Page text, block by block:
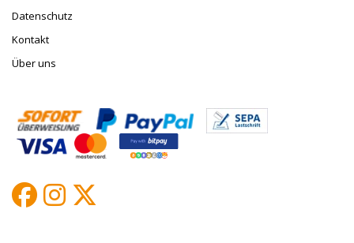
Datenschutz
Kontakt
Über uns